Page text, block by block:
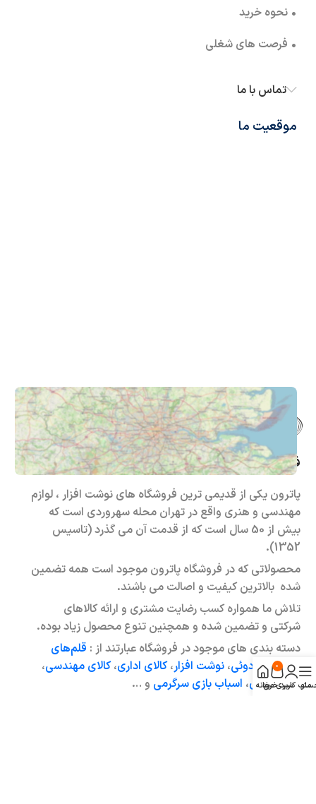
• نحوه خرید
• فرصت های شغلی
تماس با ما
موقعیت ما
فروشگاه حضوری – اینترنتی پاترون
پاترون یکی از قدیمی ترین فروشگاه های نوشت افزار ، لوازم
مهندسی و هنری واقع در تهران محله سهروردی است که
بیش از 50 سال است که از قدمت آن می گذرد (تاسیس
1352).
محصولاتی که در فروشگاه پاترون موجود است همه تضمین
شده بالاترین کیفیت و اصالت می باشند.
تلاش ما همواره کسب رضایت مشتری و ارائه کالاهای
شرکتی و تضمین شده و همچنین تنوع محصول زیاد بوده.
دسته بندی های موجود در فروشگاه عبارتند از : قلم‌های
لوکس و کادوئی، نوشت افزار،کالای اداری،کالای مهندسی،
کالای هنری، اسباب بازی سرگرمی و … منوکاربری من
0
سبد خریدخانه